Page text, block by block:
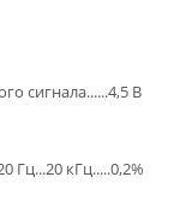
сигнала......4,5 В
Гц...20 кГц.....0,2%